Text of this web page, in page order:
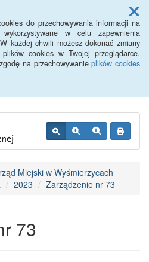
do przechowywania informacji na
w celu zapewnienia
każdej chwili możesz dokonać zmiany
cookies w Twojej przeglądarce.
na przechowywanieplików cookies
Menu
Miejski
Miejski w Wyśmierzycach
2023 Zarządzenie nr 73
73